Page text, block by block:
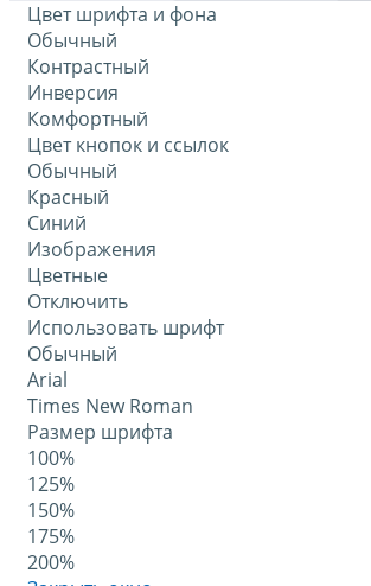
Цвет шрифта и фона
Обычный
Контрастный
Инверсия
Комфортный
Цвет кнопок и ссылок
Обычный
Красный
Синий
Изображения
Цветные
Отключить
Использовать шрифт
Обычный
Arial
Times New Roman
Размер шрифта
100%
125%
150%
175%
200%